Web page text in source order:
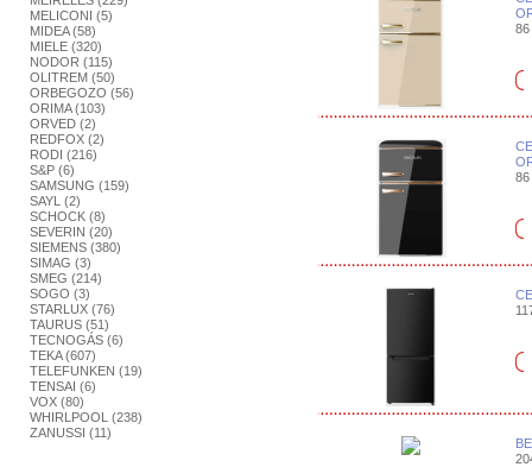
MELICONI (5)
MIDEA (58)
MIELE (320)
NODOR (115)
OLITREM (50)
ORBEGOZO (56)
ORIMA (103)
ORVED (2)
REDFOX (2)
RODI (216)
S&P (6)
SAMSUNG (159)
SAYL (2)
SCHOCK (8)
SEVERIN (20)
SIEMENS (380)
SIMAG (3)
SMEG (214)
SOGO (3)
STARLUX (76)
TAURUS (51)
TECNOGÁS (6)
TEKA (607)
TELEFUNKEN (19)
TENSAI (6)
VOX (80)
WHIRLPOOL (238)
ZANUSSI (11)
86
86